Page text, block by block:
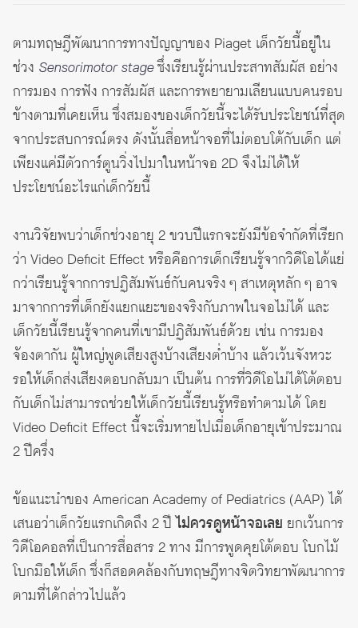
ตามทฤษฎีพัฒนาการทางปัญญาของ Piaget เด็กวัยนี้อยู่ใน
ช่วง Sensorimotor stageซึ่งเรียนรู้ผ่านประสาทสัมผัส อย่าง
การมอง การฟัง การสัมผัส และการพยายามเลียนแบบคนรอบ
ข้างตามที่เคยเห็น ซึ่งสมองของเด็กวัยนี้จะได้รับประโยชน์ที่สุด
จากประสบการณ์ตรง ดังนั้นสื่อหน้าจอที่ไม่ตอบโต้กับเด็ก แต่
เพียงแค่มีตัวการ์ตูนวิ่งไปมาในหน้าจอ 2D จึงไม่ได้ให้
ประโยชน์อะไรแก่เด็กวัยนี้
งานวิจัยพบว่าเด็กช่วงอายุ 2 ขวบปีแรกจะยังมีข้อจำกัดที่เรียก
ว่า Video Deficit Effect หรือคือการเด็กเรียนรู้จากวิดีโอได้แย่
กว่าเรียนรู้จากการปฏิสัมพันธ์กับคนจริง ๆ สาเหตุหลัก ๆ อาจ
มาจากการที่เด็กยังแยกแยะของจริงกับภาพในจอไม่ได้ และ
เด็กวัยนี้เรียนรู้จากคนที่เขามีปฏิสัมพันธ์ด้วย เช่น การมอง
จ้องตากัน ผู้ใหญ่พูดเสียงสูงบ้างเสียงต่ำบ้าง แล้วเว้นจังหวะ
รอให้เด็กส่งเสียงตอบกลับมา เป็นต้น การที่วิดีโอไม่ได้โต้ตอบ
กับเด็กไม่สามารถช่วยให้เด็กวัยนี้เรียนรู้หรือทำตามได้ โดย
Video Deficit Effect นี้จะเริ่มหายไปเมื่อเด็กอายุเข้าประมาณ
2 ปีครึ่ง
ข้อแนะนำของ American Academy of Pediatrics (AAP) ได้
เสนอว่าเด็กวัยแรกเกิดถึง 2 ปี ไม่ควรดูหน้าจอเลย ยกเว้นการ
วิดีโอคอลที่เป็นการสื่อสาร 2 ทาง มีการพูดคุยโต้ตอบ โบกไม้
โบกมือให้เด็ก ซึ่งก็สอดคล้องกับทฤษฎีทางจิตวิทยาพัฒนาการ
ตามที่ได้กล่าวไปแล้ว